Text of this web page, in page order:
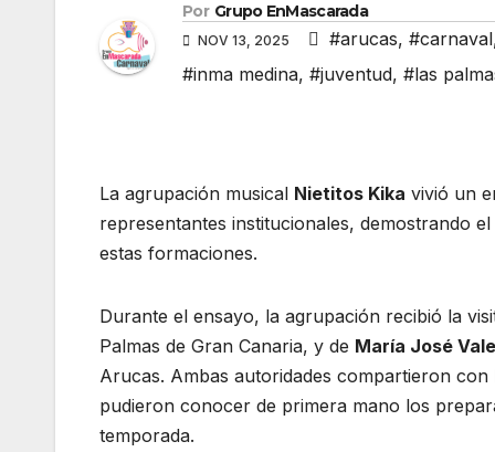
Por Grupo EnMascarada
NOV 13, 2025 #arucas, #carnaval
#inma medina, #juventud, #las
La agrupación musical Nietitos Kika vivió un
representantes institucionales, demostrando
estas formaciones.
Durante el ensayo, la agrupación recibió la
Palmas de Gran Canaria, y de María José
Arucas. Ambas autoridades compartieron
pudieron conocer de primera mano los
temporada.